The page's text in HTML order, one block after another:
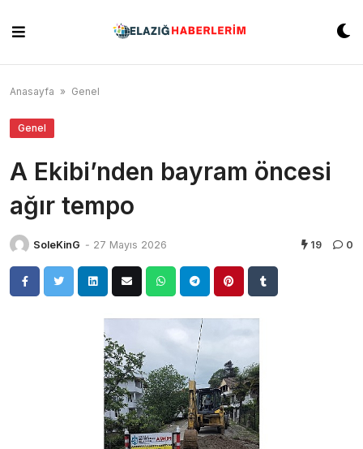
content
Anasayfa » Genel
Genel
A Ekibi’nden bayram öncesi
ağır tempo
SoleKinG - 27 Mayıs 2026 19 0